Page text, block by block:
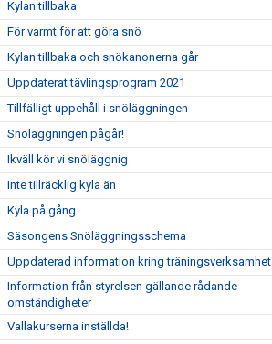
Kylan tillbaka
För varmt för att göra snö
Kylan tillbaka och snökanonerna går
Uppdaterat tävlingsprogram 2021
Tillfälligt uppehåll i snöläggningen
Snöläggningen pågår!
Ikväll kör vi snöläggnig
Inte tillräcklig kyla än
Kyla på gång
Säsongens Snöläggningsschema
Uppdaterad information kring träningsverksamhet
Information från styrelsen gällande rådande
omständigheter
Vallakurserna inställda!